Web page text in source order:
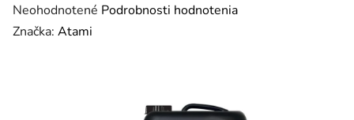
Priemerné hodnotenie produktu je 0,0 z 5 hviezdičiek.
Neohodnotené Podrobnosti hodnotenia
Značka: Atami